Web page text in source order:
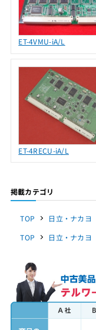
ET-4VMU-iA/L
ET-4RECU-iA/L
掲載カテゴリ
TOP 日立・ナカヨ
TOP
日立・ナカヨ